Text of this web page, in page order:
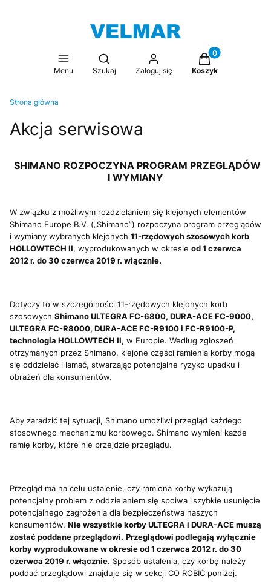
Menu
Otwórz wyszukiwarkę
Szukaj Zaloguj się
Produkty w
Koszyk
Strona główna
Akcja serwisowa
SHIMANO ROZPOCZYNA PROGRAM PRZEGLĄDÓW
I WYMIANY
W związku z możliwym rozdzielaniem się klejonych elementów
Shimano Europe B.V. („Shimano”) rozpoczyna program przeglądów
i wymiany wybranych klejonych 11-rzędowych szosowych korb
HOLLOWTECH II, wyprodukowanych w okresie od 1 czerwca
2012 r. do 30 czerwca 2019 r. włącznie.
Dotyczy to w szczególności 11-rzędowych klejonych korb
szosowych Shimano ULTEGRA FC-6800, DURA-ACE FC-9000,
ULTEGRA FC-R8000, DURA-ACE FC-R9100 i FC-R9100-P,
technologia HOLLOWTECH II, w Europie. Według zgłoszeń
otrzymanych przez Shimano, klejone części ramienia korby mogą
się oddzielać i łamać, stwarzając potencjalne ryzyko upadku i
obrażeń dla konsumentów.
Aby zaradzić tej sytuacji, Shimano umożliwi przegląd każdego
stosownego mechanizmu korbowego. Shimano wymieni każde
ramię korby, które nie przejdzie przeglądu.
Przegląd ma na celu ustalenie, czy ramiona korby wykazują
potencjalny problem z oddzielaniem się spoiwa i szybkie usunięcie
potencjalnego zagrożenia dla bezpieczeństwa naszych
konsumentów. Nie wszystkie korby ULTEGRA i DURA-ACE muszą
zostać poddane przeglądowi. Przeglądowi podlegają wyłącznie
korby wyprodukowane w okresie od 1 czerwca 2012 r. do 30
czerwca 2019 r. włącznie. Sposób ustalenia, czy korbę należy
poddać przeglądowi znajduje się w sekcji CO ROBIĆ poniżej.